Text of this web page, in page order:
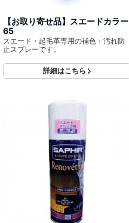
【お取り寄せ品】スエードカラー
65
スエード・起毛革専用の補色・汚れ防
止スプレーです。
詳細はこちら